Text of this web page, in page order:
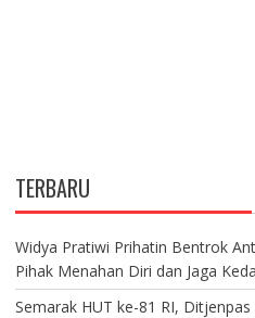
TERBARU
Widya Pratiwi Prihatin Bentrok
Pihak Menahan Diri dan Jaga
Semarak HUT ke-81 RI,